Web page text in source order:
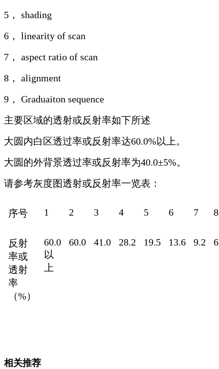
5， shading
6， linearity of scan
7， aspect ratio of scan
8， alignment
9， Graduaiton sequence
主要区域的透射或反射率如下所述
大圆内白区透过率或反射率达60.0%以上。
大圆的外背景透过率或反射率为40.0±5%。
请参考灰度图透射或反射率一览表：
序号 1 2 3 4 5 6 7 8
反射
率或
透射
率
（%）
60.0
以
上
60.0 41.0 28.2 19.5 13.6 9.2
相关推荐